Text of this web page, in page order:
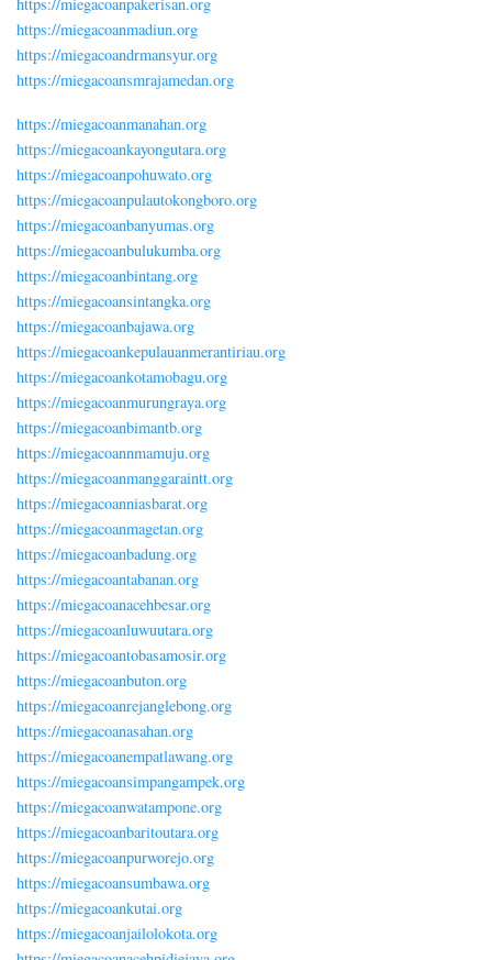
https://miegacoanpakerisan.org
https://miegacoanmadiun.org
https://miegacoandrmansyur.org
https://miegacoansmrajamedan.org
https://miegacoanmanahan.org
https://miegacoankayongutara.org
https://miegacoanpohuwato.org
https://miegacoanpulautokongboro.org
https://miegacoanbanyumas.org
https://miegacoanbulukumba.org
https://miegacoanbintang.org
https://miegacoansintangka.org
https://miegacoanbajawa.org
https://miegacoankepulauanmerantiriau.org
https://miegacoankotamobagu.org
https://miegacoanmurungraya.org
https://miegacoanbimantb.org
https://miegacoannmamuju.org
https://miegacoanmanggaraintt.org
https://miegacoanniasbarat.org
https://miegacoanmagetan.org
https://miegacoanbadung.org
https://miegacoantabanan.org
https://miegacoanacehbesar.org
https://miegacoanluwuutara.org
https://miegacoantobasamosir.org
https://miegacoanbuton.org
https://miegacoanrejanglebong.org
https://miegacoanasahan.org
https://miegacoanempatlawang.org
https://miegacoansimpangampek.org
https://miegacoanwatampone.org
https://miegacoanbaritoutara.org
https://miegacoanpurworejo.org
https://miegacoansumbawa.org
https://miegacoankutai.org
https://miegacoanjailolokota.org